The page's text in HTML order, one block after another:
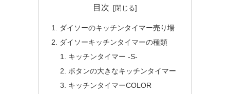
目次
ダイソーのキッチンタイマー売り場
ダイソーキッチンタイマーの種類
キッチンタイマー -S-
ボタンの大きなキッチンタイマー
キッチンタイマーCOLOR